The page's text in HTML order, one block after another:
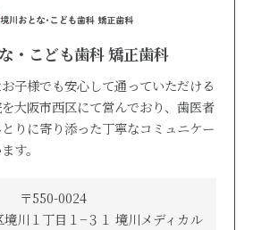
・こども歯科 矯正歯科
子様でも安心して通っていただける
大阪市西区にて営んでおり、歯医者
りに寄り添った丁寧なコミュニケー
す。
〒550-0024
川１丁目１−３１ 境川メディカル